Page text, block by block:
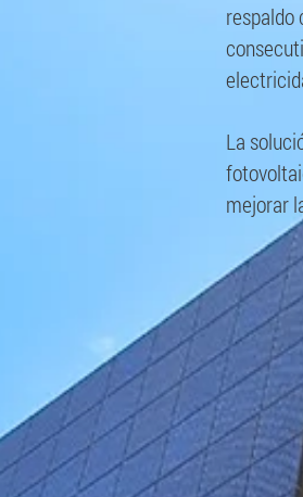
respaldo
La
mejorar